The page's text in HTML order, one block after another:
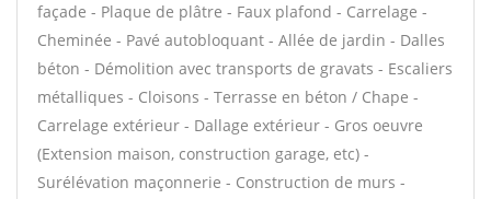
façade - Plaque de plâtre - Faux plafond - Carrelage -
Cheminée - Pavé autobloquant - Allée de jardin - Dalles
béton - Démolition avec transports de gravats - Escaliers
métalliques - Cloisons - Terrasse en béton / Chape -
Carrelage extérieur - Dallage extérieur - Gros oeuvre
(Extension maison, construction garage, etc) -
Surélévation maçonnerie - Construction de murs -